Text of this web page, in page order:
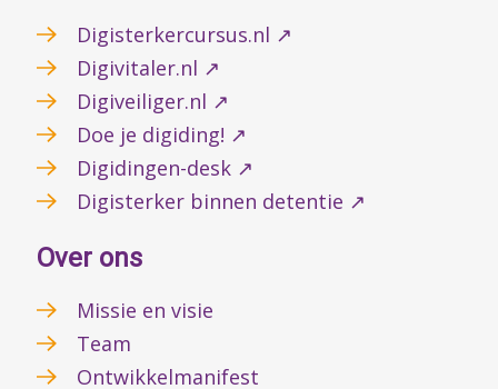
Digisterkercursus.nl ↗
Digivitaler.nl ↗
Digiveiliger.nl ↗
Doe je digiding! ↗
Digidingen-desk ↗
Digisterker binnen detentie ↗
Over ons
Missie en visie
Team
Ontwikkelmanifest